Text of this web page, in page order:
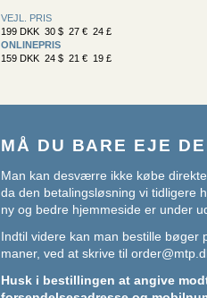
VEJL. PRIS
199 DKK 30 $ 27 € 24 £
ONLINEPRIS
159 DKK 24 $ 21 € 19 £
MÅ DU BARE EJE
Man kan desværre ikke købe
da den betalingsløsning vi tidligere
ny og bedre hjemmeside er under
Indtil videre kan man bestille bøger
maner, ved at skrive til
Husk i bestillingen at angive